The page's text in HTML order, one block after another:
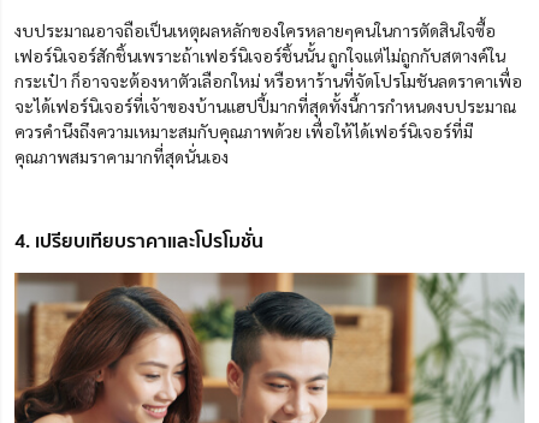
งบประมาณอาจถือเป็นเหตุผลหลักของใครหลายๆคนในการตัดสินใจซื้อ
เฟอร์นิเจอร์สักชิ้นเพราะถ้าเฟอร์นิเจอร์ชิ้นนั้น ถูกใจแต่ไม่ถูกกับสตางค์ใน
กระเป๋า ก็อาจจะต้องหาตัวเลือกใหม่ หรือหาร้านที่จัดโปรโมชันลดราคาเพื่อ
จะได้เฟอร์นิเจอร์ที่เจ้าของบ้านแฮปปี้มากที่สุดทั้งนี้การกำหนดงบประมาณ
ควรคำนึงถึงความเหมาะสมกับคุณภาพด้วย เพื่อให้ได้เฟอร์นิเจอร์ที่มี
คุณภาพสมราคามากที่สุดนั่นเอง
4. เปรียบเทียบราคาและโปรโมชั่น